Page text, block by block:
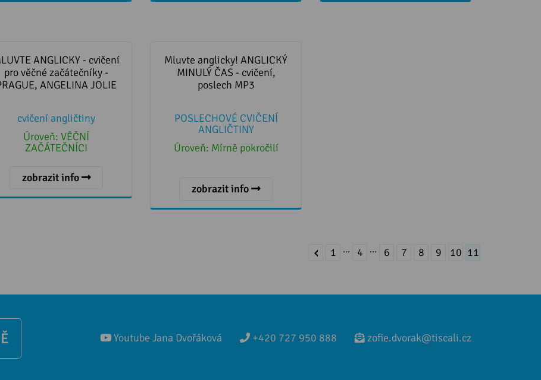
začátečníky - PRAGUE,
ANGELINA JOLIE
ANGLICKY - cvičení
pro věčné začátečníky -
ANGELINA JOLIE
cvičení angličtiny
Úroveň: VĚČNÍ
ZAČÁTEČNÍCI
zobrazit info
MINULÝ ČAS - cvičení, poslech
MP3
Mluvte anglicky! ANGLICKÝ
MINULÝ ČAS - cvičení,
poslech MP3
POSLECHOVÉ CVIČENÍ
ANGLIČTINY
Úroveň: Mírně pokročilí
zobrazit info
1 ... 4 ... 6 7 8 9 10 11
Youtube Jana Dvořáková +420 727 950 888 zofie.dvorak@tiscali.cz